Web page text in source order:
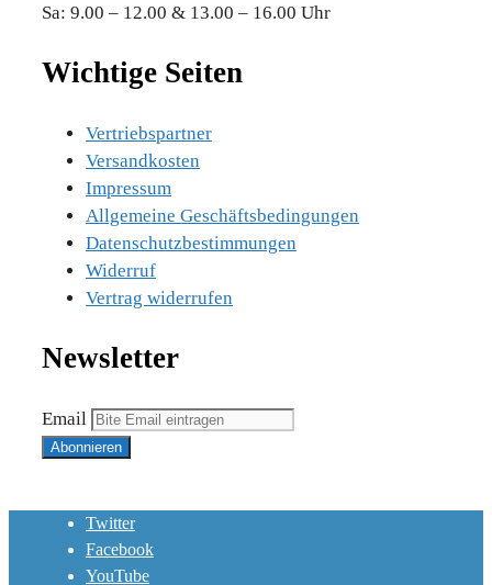
Sa: 9.00 – 12.00 & 13.00 – 16.00 Uhr
Wichtige Seiten
Vertriebspartner
Versandkosten
Impressum
Allgemeine Geschäftsbedingungen
Datenschutzbestimmungen
Widerruf
Vertrag widerrufen
Newsletter
Email
Twitter
Facebook
YouTube